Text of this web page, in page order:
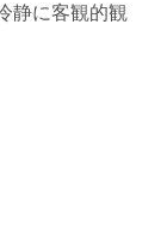
静に客観的観